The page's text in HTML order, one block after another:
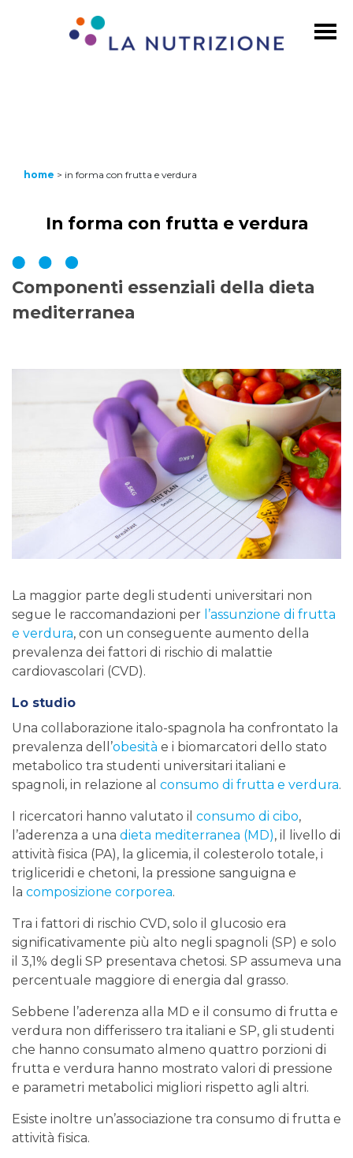
home > in forma con frutta e verdura
In forma con frutta e verdura
Componenti essenziali della dieta
mediterranea
La maggior parte degli studenti universitari non
segue le raccomandazioni per l’assunzione di frutta
e verdura, con un conseguente aumento della
prevalenza dei fattori di rischio di malattie
cardiovascolari (CVD).
Lo studio
Una collaborazione italo-spagnola ha confrontato la
prevalenza dell’obesità e i biomarcatori dello stato
metabolico tra studenti universitari italiani e
spagnoli, in relazione al consumo di frutta e verdura.
I ricercatori hanno valutato il consumo di cibo,
l’aderenza a una dieta mediterranea (MD), il livello di
attività fisica (PA), la glicemia, il colesterolo totale, i
trigliceridi e chetoni, la pressione sanguigna e
la composizione corporea.
Tra i fattori di rischio CVD, solo il glucosio era
significativamente più alto negli spagnoli (SP) e solo
il 3,1% degli SP presentava chetosi. SP assumeva una
percentuale maggiore di energia dal grasso.
Sebbene l’aderenza alla MD e il consumo di frutta e
verdura non differissero tra italiani e SP, gli studenti
che hanno consumato almeno quattro porzioni di
frutta e verdura hanno mostrato valori di pressione
e parametri metabolici migliori rispetto agli altri.
Esiste inoltre un’associazione tra consumo di frutta e
attività fisica.